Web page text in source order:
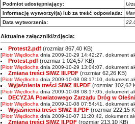
Podmiot udostępniający:
Informację wytworzył(a) lub za treść odpowiada:
Data wytworzenia:
Aktualne załączniki/zdjęcia:
Protest2.pdf(rozmiar 867,40 KB)
[Piotr Więdłocha dnia 2009-10-29 14:42:27, dokument
Protest.pdf(rozmiar 1 024,57 KB)
[Piotr Więdłocha dnia 2009-10-29 13:04:07, dokument
Zmiana treści SIWZ III.PDF(rozmiar 62,26 KB)
[Piotr Więdłocha dnia 2009-10-08 08:17:10, dokument
Wyjaśnienia treści SIWZ III.PDF(rozmiar 102,62
[Piotr Więdłocha dnia 2009-10-08 08:17:05, dokument
DECYZJA Powiatowego Zarządu Dróg w
[Piotr Więdłocha dnia 2009-10-08 07:54:41, dokument
Wyjaśnienia treści SIWZ II.PDF(rozmiar 222,15
[Piotr Więdłocha dnia 2009-10-07 11:20:42, dokument
Zmiana treści SIWZ II.PDF(rozmiar 213,10 KB)